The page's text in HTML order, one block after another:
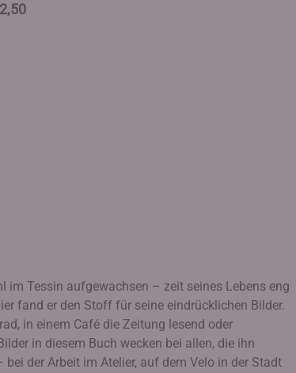
Tessin aufgewachsen – zeit seines Lebens eng
fand er den Stoff für seine eindrücklichen Bilder.
in einem Café die Zeitung lesend oder
in diesem Buch wecken bei allen, die ihn
der Arbeit im Atelier, auf dem Velo in der Stadt